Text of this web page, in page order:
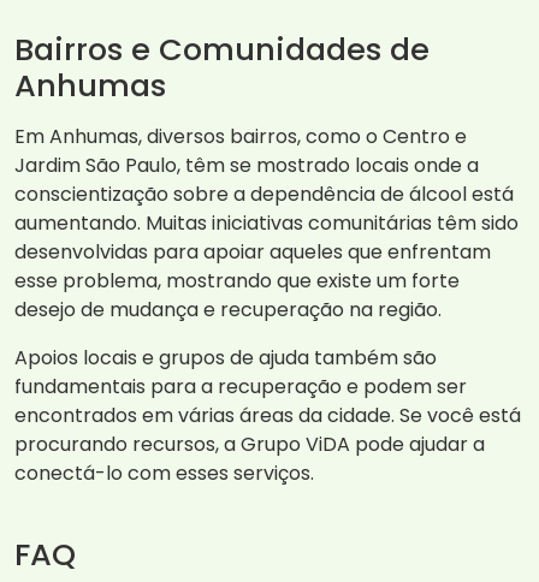
Bairros e Comunidades de
Anhumas
Em Anhumas, diversos bairros, como o Centro e
Jardim São Paulo, têm se mostrado locais onde a
conscientização sobre a dependência de álcool está
aumentando. Muitas iniciativas comunitárias têm sido
desenvolvidas para apoiar aqueles que enfrentam
esse problema, mostrando que existe um forte
desejo de mudança e recuperação na região.
Apoios locais e grupos de ajuda também são
fundamentais para a recuperação e podem ser
encontrados em várias áreas da cidade. Se você está
procurando recursos, a Grupo ViDA pode ajudar a
conectá-lo com esses serviços.
FAQ